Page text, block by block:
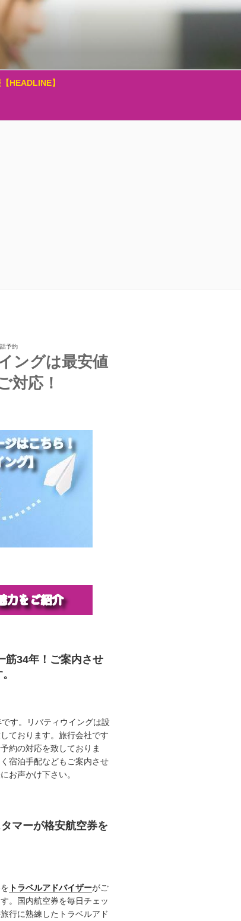
HEADLINE】
予約
ングは最安値
対応！
筋34年！ご案内させ
す。リバティウイングは設
ております。旅行会社です
約の対応を致しておりま
宿泊手配などもご案内させ
お声かけ下さい。
マーが格安航空券を
トラベルアドバイザーがご
。国内航空券を毎日チェッ
行に熟練したトラベルアド